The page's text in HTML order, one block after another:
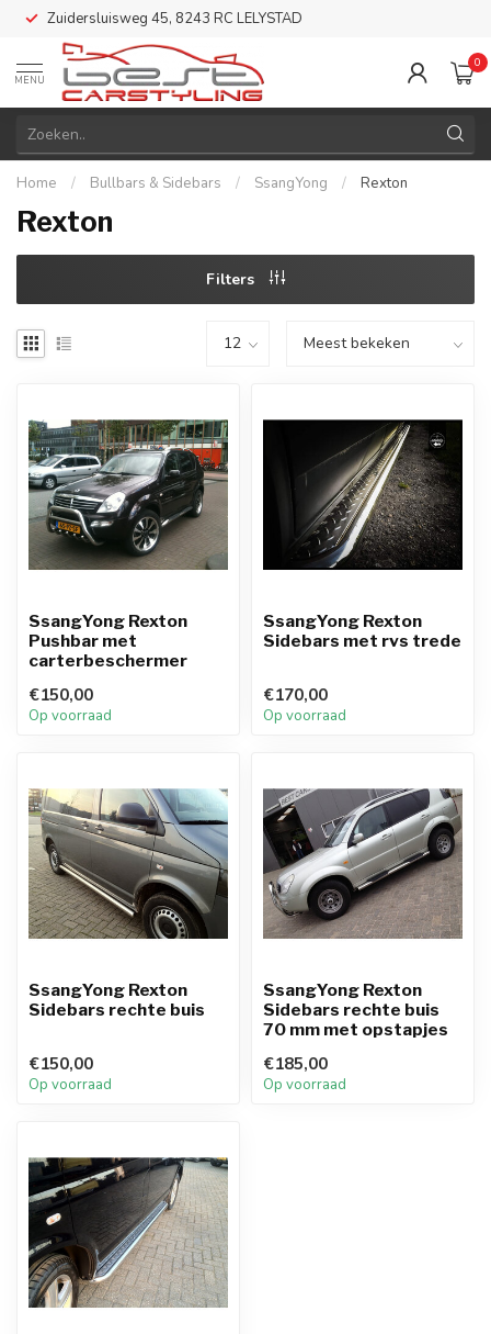
Zuidersluisweg 45, 8243 RC LELYSTAD
MENU
0
Home / Bullbars & Sidebars / SsangYong / Rexton
Rexton
Filters
SsangYong Rexton
Pushbar met
carterbeschermer
€150,00
Op voorraad
SsangYong Rexton
Sidebars met rvs trede
€170,00
Op voorraad
SsangYong Rexton
Sidebars rechte buis
€150,00
Op voorraad
SsangYong Rexton
Sidebars rechte buis
70 mm met opstapjes
€185,00
Op voorraad